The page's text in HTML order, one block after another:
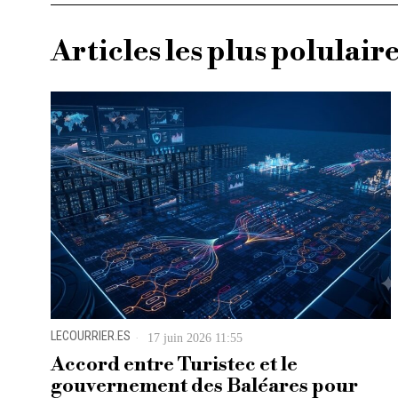
Articles les plus
LECOURRIER.ES 17 juin 2026 11:55
Accord entre Turistec et le
gouvernement des Baléares pour